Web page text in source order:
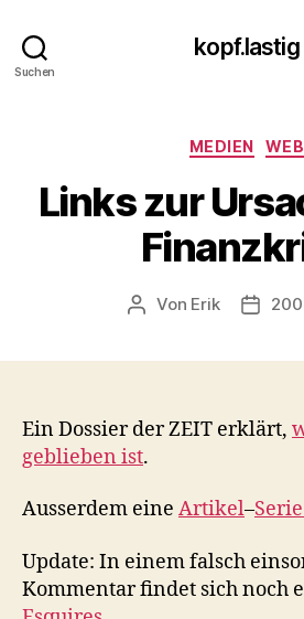
Suchen
kopf.lastig
MEDIEN WEB
Links zur
Beitragsautor
Von Erik
Ein Dossier der ZEIT erklärt,
geblieben ist.
Ausserdem eine Artikel–Serie
Update: In einem falsch
Kommentar findet sich noch